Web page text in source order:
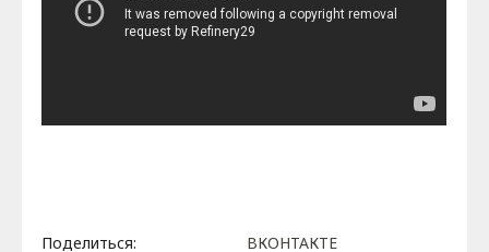
Поделиться:
ВКОНТАКТЕ